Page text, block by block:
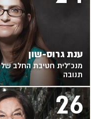
ענת גרוס-שון
מנכ"לית חטיבת החלב של
תנובה
26